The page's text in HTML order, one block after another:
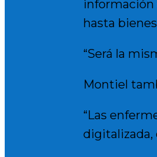
información
hasta
“Será la
Montiel
“Las
digitalizada,